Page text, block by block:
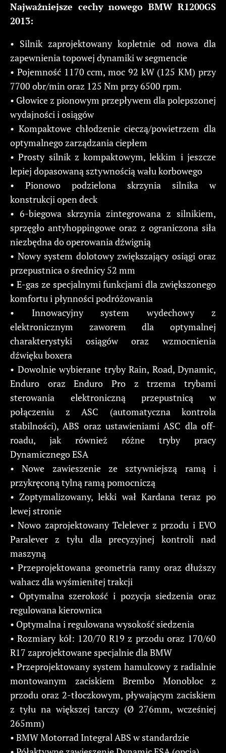
Najważniejsze cechy nowego BMW R1200GS
2013:
• Silnik zaprojektowany kopletnie od nowa dla
zapewnienia topowej dynamiki w segmencie
• Pojemność 1170 ccm, moc 92 kW (125 KM) przy
7700 obr/min oraz 125 Nm przy 6500 rpm.
• Głowice z pionowym przepływem dla polepszonej
wydajności i osiągów
• Kompaktowe chłodzenie cieczą/powietrzem dla
optymalnego zarządzania ciepłem
• Prosty silnik z kompaktowym, lekkim i jeszcze
lepiej dopasowaną sztywnością wału korbowego
• Pionowo podzielona skrzynia silnika w
konstrukcji open deck
• 6-biegowa skrzynia zintegrowana z silnikiem,
sprzęgło antyhoppingowe oraz z ograniczona siła
niezbędna do operowania dźwignią
• Nowy system dolotowy zwiększający osiągi oraz
przepustnica o średnicy 52 mm
• E-gas ze specjalnymi funkcjami dla zwiększonego
komfortu i płynności podróżowania
• Innowacyjny system wydechowy z
elektronicznym zaworem dla optymalnej
charakterystyki osiągów oraz wzmocnienia
dźwięku boxera
• Dowolnie wybierane tryby Rain, Road, Dynamic,
Enduro oraz Enduro Pro z trzema trybami
sterowania elektroniczną przepustnicą w
połączeniu z ASC (automatyczna kontrola
stabilności), ABS oraz ustawieniami ASC dla off-
roadu, jak również różne tryby pracy
Dynamicznego ESA
• Nowe zawieszenie ze sztywniejszą ramą i
przykręconą tylną ramą pomocniczą
• Zoptymalizowany, lekki wał Kardana teraz po
lewej stronie
• Nowo zaprojektowany Telelever z przodu i EVO
Paralever z tyłu dla precyzyjnej kontroli nad
maszyną
• Przeprojektowana geometria ramy oraz dłuższy
wahacz dla wyśmienitej trakcji
• Optymalna szerokość i pozycja siedzenia oraz
regulowana kierownica
• Optymalna i regulowana wysokość siedzenia
• Rozmiary kół: 120/70 R19 z przodu oraz 170/60
R17 zaprojektowane specjalnie dla BMW
• Przeprojektowany system hamulcowy z radialnie
montowanym zaciskiem Brembo Monobloc z
przodu oraz 2-tłoczkowym, pływającym zaciskiem
z tyłu na większej tarczy (Ø 276mm, wcześniej
265mm)
• BMW Motorrad Integral ABS w standardzie